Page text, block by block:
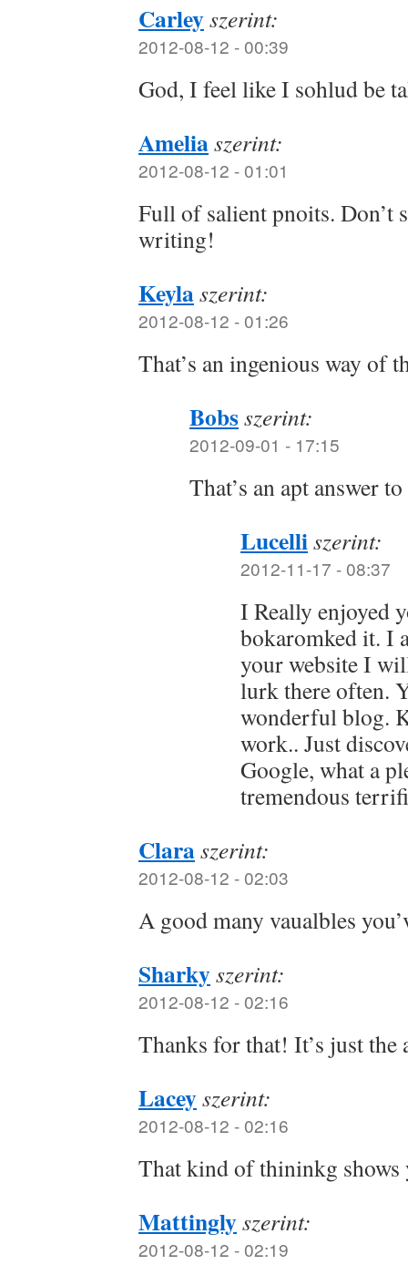
Carleyszerint:
2012-08-12 - 00:39
God, I feel like I sohlud be
Ameliaszerint:
2012-08-12 - 01:01
Full of salient pnoits. Don’t
writing!
Keylaszerint:
2012-08-12 - 01:26
That’s an ingenious way of
Bobsszerint:
2012-09-01 - 17:15
That’s an apt answer
Lucelliszerint:
2012-11-17 - 08:37
I Really enjoyed
bokaromked it. I
your website I
lurk there often.
wonderful blog.
work.. Just
Google, what a
tremendous
Claraszerint:
2012-08-12 - 02:03
A good many vaualbles
Sharkyszerint:
2012-08-12 - 02:16
Thanks for that! It’s just the
Laceyszerint:
2012-08-12 - 02:16
That kind of thininkg shows
Mattinglyszerint:
2012-08-12 - 02:19